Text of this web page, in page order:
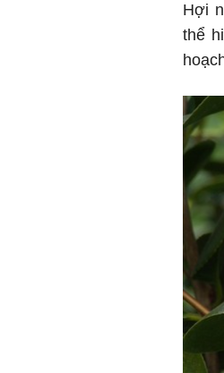
Hợi
thể